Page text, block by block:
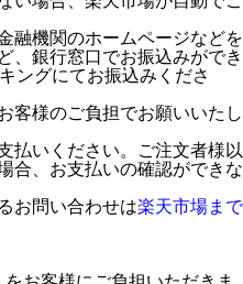
融機関のホームページなどを
、銀行窓口でお振込みができ
ングにてお振込みくださ
客様のご負担でお願いいたし
払いください。ご注文者様以
合、お支払いの確認ができな
お問い合わせは楽天市場まで